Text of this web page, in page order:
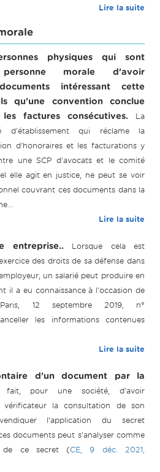
Lire la suite
physiques qui sont
morale d'avoir
intéressant cette
qu'une convention conclue
factures consécutives.
La
d'établissement qui réclame la
d'honoraires et les facturations y
une SCP d'avocats et le comité
elle agit en justice, ne peut se voir
couvrant ces documents dans la
Lire la suite
entreprise..
Lorsque cela est
des droits de sa défense dans
un salarié peut produire en
il a eu connaissance à l'occasion de
12 septembre 2019, n°
les informations contenues
Lire la suite
d’un document par la
fait, pour une société, d’avoir
vérificateur la consultation de son
l’application du secret
documents peut s’analyser comme
ce secret (CE, 9 déc. 2021,